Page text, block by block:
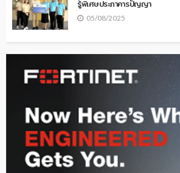
รู้พิเศษประภาคารปัญญา
05/08/2025